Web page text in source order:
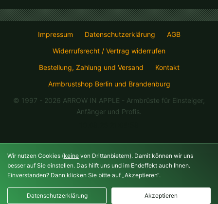
Impressum Datenschutzerklärung
AGB
Widerrufsrecht / Vertrag widerrufen
Bestellung, Zahlung und Versand
Kontakt
Armbrustshop Berlin und Brandenburg
© 1997 - 2026 ARROW IN APPLE - Armbrüste für Einsteiger,
Anfänger und Profis.
Datenschutzerklärung Akzeptieren
Wir nutzen Cookies (keine von Drittanbietern). Damit können wir uns
besser auf Sie einstellen. Das hilft uns und im Endeffekt auch Ihnen.
Einverstanden? Dann klicken Sie bitte auf „Akzeptieren“.